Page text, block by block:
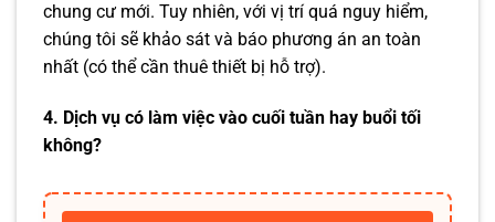
chung cư mới. Tuy nhiên, với vị trí quá nguy hiểm,
chúng tôi sẽ khảo sát và báo phương án an toàn
nhất (có thể cần thuê thiết bị hỗ trợ).
4. Dịch vụ có làm việc vào cuối tuần hay buổi tối
không?